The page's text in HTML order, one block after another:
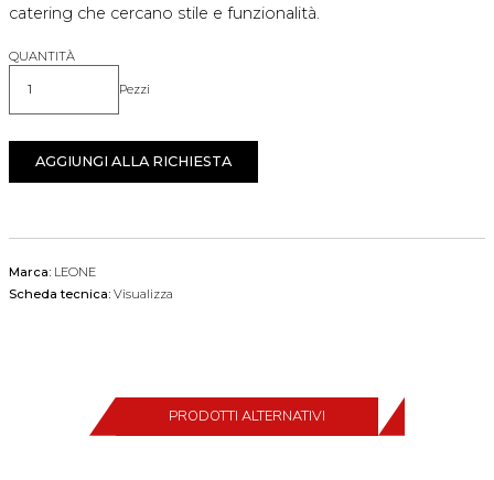
catering che cercano stile e funzionalità.
QUANTITÀ
Quantità Pezzi
AGGIUNGI ALLA RICHIESTA
Marca: LEONE
Scheda tecnica: Visualizza
PRODOTTI ALTERNATIVI